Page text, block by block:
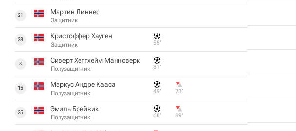
21 Мартин Линнес
Защитник
28 Кристоффер Хауген
Защитник 55‎’‎
8 Сиверт Хеггхейм Маннсверк
Полузащитник 81‎’‎
15 Маркус Андре Кааса
Полузащитник 49‎’‎ 73‎’‎
25 Эмиль Брейвик
Полузащитник 60‎’‎ 89‎’‎